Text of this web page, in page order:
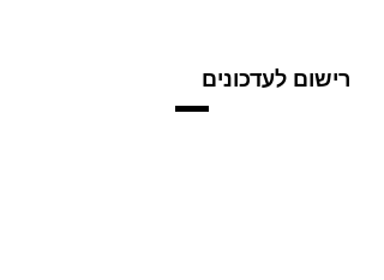
רישום לעדכונים